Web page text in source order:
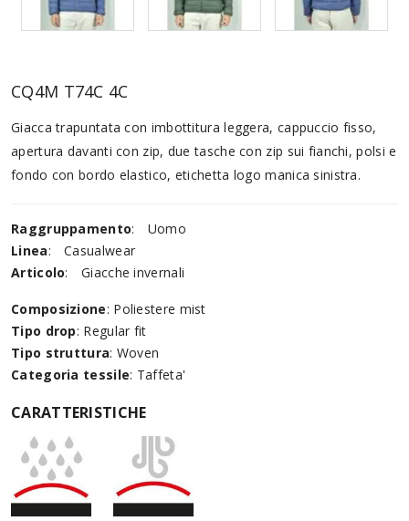
CQ4M T74C 4C
Giacca trapuntata con imbottitura leggera, cappuccio fisso,
apertura davanti con zip, due tasche con zip sui fianchi, polsi e
fondo con bordo elastico, etichetta logo manica sinistra.
Raggruppamento:
Uomo
Linea:
Casualwear
Articolo: Giacche invernali
Composizione: Poliestere mist
Tipo drop: Regular fit
Tipo struttura: Woven
Categoria tessile: Taffeta'
CARATTERISTICHE